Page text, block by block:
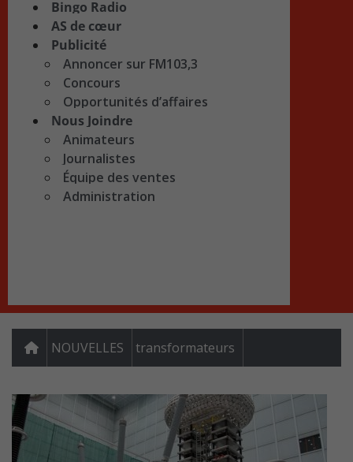
Bingo Radio
AS de cœur
Publicité
Annoncer sur FM103,3
Concours
Opportunités d’affaires
Nous Joindre
Animateurs
Journalistes
Équipe des ventes
Administration
NOUVELLES transformateurs